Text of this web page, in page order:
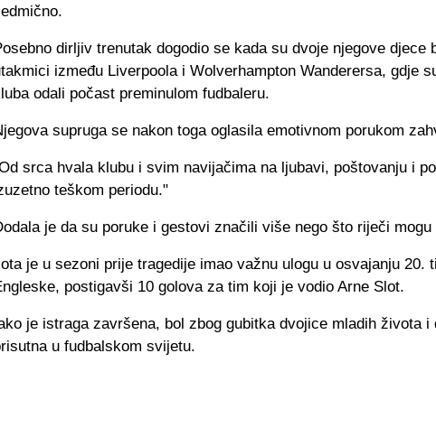
dirljiv trenutak dogodio se kada su dvoje njegove djece
između Liverpoola i Wolverhampton Wanderersa, gdje
odali počast preminulom fudbaleru.
supruga se nakon toga oglasila emotivnom porukom
srca hvala klubu i svim navijačima na ljubavi, poštovanju i
teškom periodu."
je da su poruke i gestovi značili više nego što riječi mogu
je u sezoni prije tragedije imao važnu ulogu u osvajanju 20.
postigavši 10 golova za tim koji je vodio Arne Slot.
je istraga završena, bol zbog gubitka dvojice mladih života i
u fudbalskom svijetu.